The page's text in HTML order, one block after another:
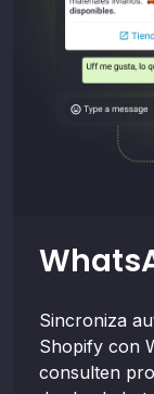
Sincroniza
Shopify con
consulten